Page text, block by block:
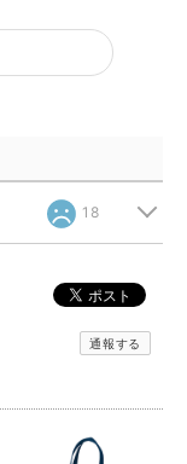
18
通報する